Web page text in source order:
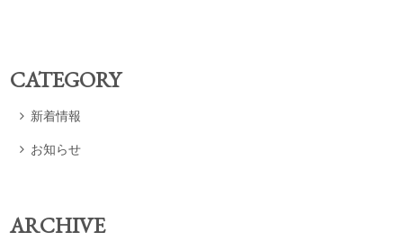
CATEGORY
 新着情報
 お知らせ
ARCHIVE